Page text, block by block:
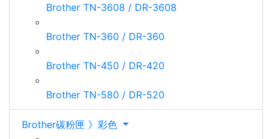
Brother TN-3608 / DR-3608
Brother TN-360 / DR-360
Brother TN-450 / DR-420
Brother TN-580 / DR-520
Brother碳粉匣 》彩色